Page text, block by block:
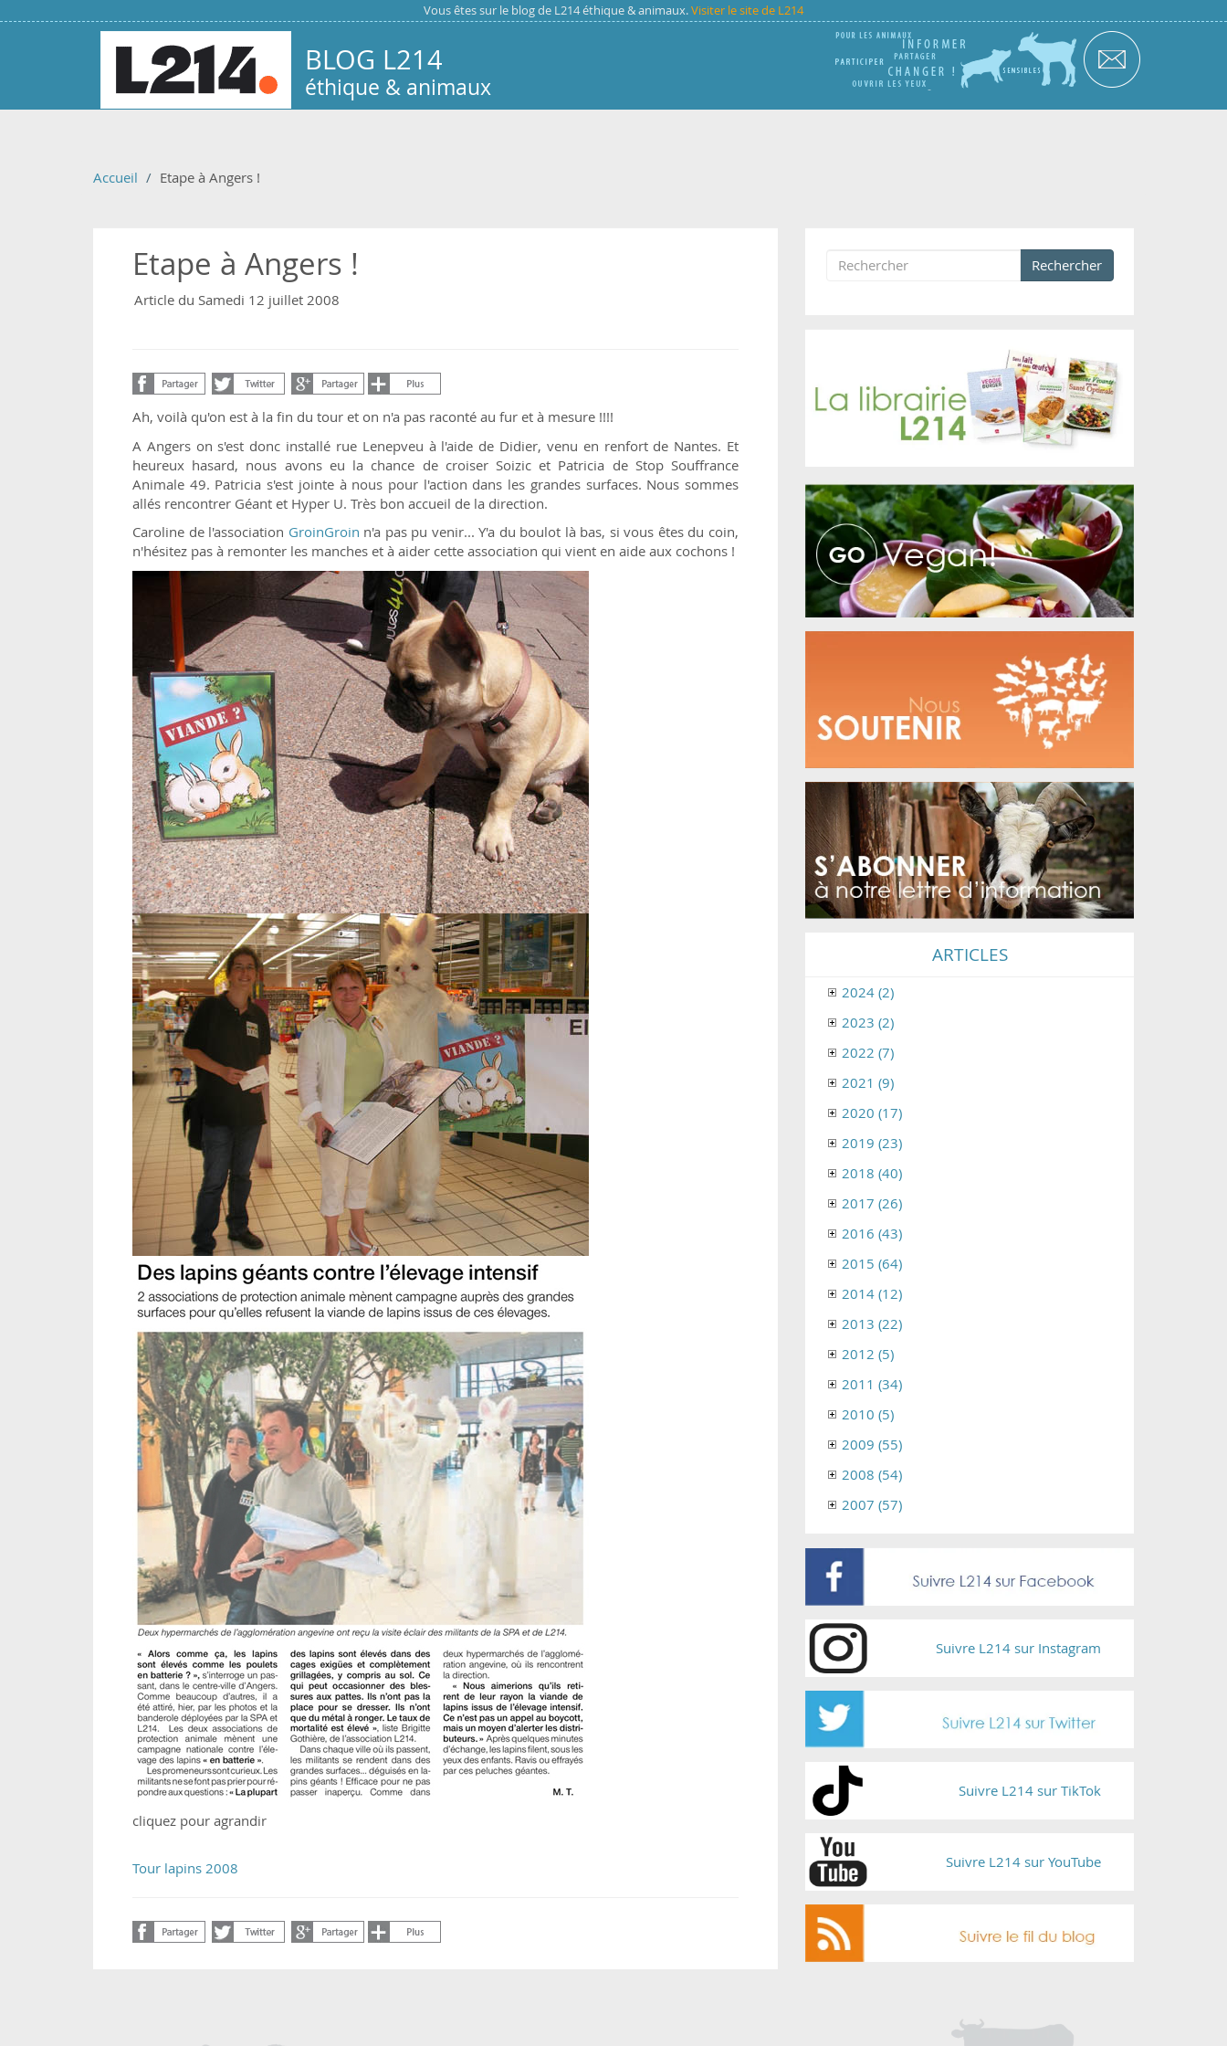
Vous êtes sur le blog de L214 éthique & animaux.Visiter le site de L214
BLOG L214
éthique & animaux
Accueil Etape à Angers !
Etape à Angers !
Article du Samedi 12 juillet 2008
Ah, voilà qu'on est à la fin du tour et on n'a pas raconté au fur et à mesure !!!!
A Angers on s'est donc installé rue Lenepveu à l'aide de Didier, venu en renfort de Nantes. Et
heureux hasard, nous avons eu la chance de croiser Soizic et Patricia de Stop Souffrance
Animale 49. Patricia s'est jointe à nous pour l'action dans les grandes surfaces. Nous sommes
allés rencontrer Géant et Hyper U. Très bon accueil de la direction.
Caroline de l'association GroinGroin n'a pas pu venir... Y'a du boulot là bas, si vous êtes du coin,
n'hésitez pas à remonter les manches et à aider cette association qui vient en aide aux cochons !
cliquez pour agrandir
Tour lapins 2008
Formulaire de recherche
Rechercher
ARTICLES
2024 (2)
2023 (2)
2022 (7)
2021 (9)
2020 (17)
2019 (23)
2018 (40)
2017 (26)
2016 (43)
2015 (64)
2014 (12)
2013 (22)
2012 (5)
2011 (34)
2010 (5)
2009 (55)
2008 (54)
2007 (57)
Suivre L214 sur Instagram
Suivre L214 sur TikTok
Suivre L214 sur YouTube